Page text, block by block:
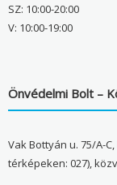
SZ: 10:00-20:00
V: 10:00-19:00
Önvédelmi Bolt –
Vak Bottyán u. 75/A-
térképeken: 027),